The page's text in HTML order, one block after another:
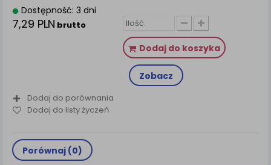
Dostępność: 3 dni
7,29 PLN brutto
Dodaj do koszyka
Zobacz
Dodaj do porównania
Dodaj do listy życzeń
Porównaj (0)